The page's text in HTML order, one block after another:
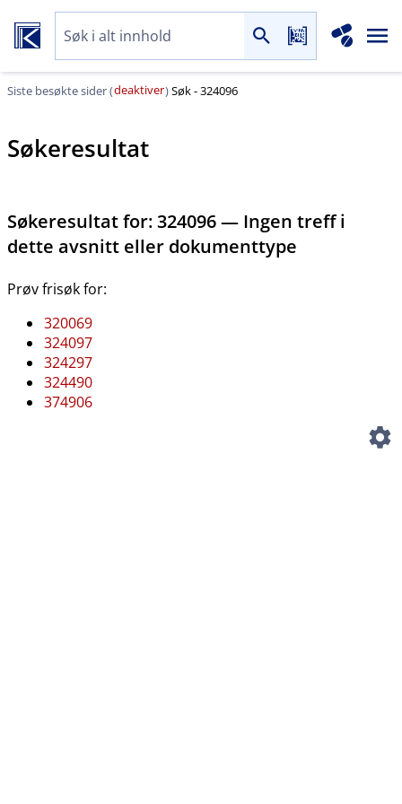
Siste besøkte sider (deaktiver)Søk - 324096
Søkeresultat
Søkeresultat for:324096 — Ingen treff i
dette avsnitt eller dokumenttype
Prøv frisøk for:
320069
324097
324297
324490
374906